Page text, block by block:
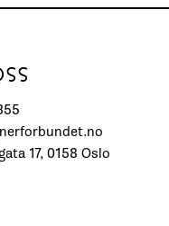
17, 0158 Oslo